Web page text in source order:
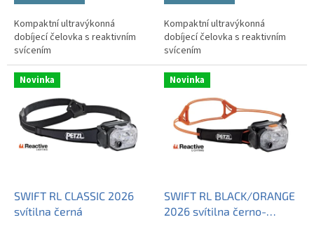
Kompaktní ultravýkonná
dobíjecí čelovka s reaktivním
svícením
Kompaktní ultravýkonná
dobíjecí čelovka s reaktivním
svícením
Novinka
SWIFT RL CLASSIC 2026
svítilna černá
Novinka
SWIFT RL BLACK/ORANGE
2026 svítilna černo-